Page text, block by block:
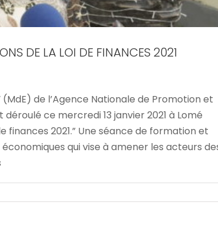
DE LA LOI DE FINANCES 2021
de l’Agence Nationale de Promotion et
ce mercredi 13 janvier 2021 à Lomé
2021.” Une séance de formation et
qui vise à amener les acteurs